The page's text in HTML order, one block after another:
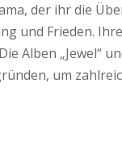
der ihr die
und Frieden.
Alben „Jewel“
um